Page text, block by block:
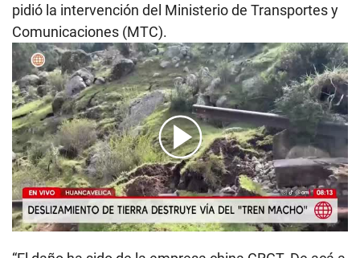
pidió la intervención del Ministerio de Transportes y
Comunicaciones (MTC).
00:00 07:14